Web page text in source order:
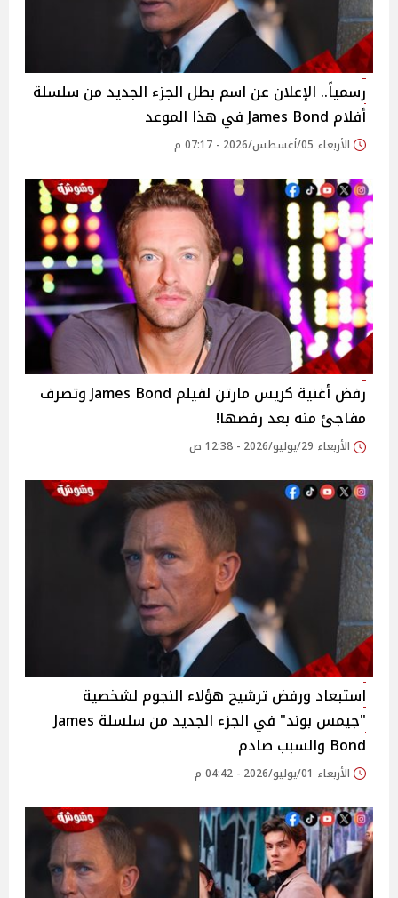
رسمياً.. الإعلان عن اسم بطل الجزء الجديد من سلسلة
أفلام James Bond في هذا الموعد
الأربعاء 05/أغسطس/2026 - 07:17 م
رفض أغنية كريس مارتن لفيلم James Bond وتصرف
مفاجئ منه بعد رفضها!
الأربعاء 29/يوليو/2026 - 12:38 ص
استبعاد ورفض ترشيح هؤلاء النجوم لشخصية
"جيمس بوند" في الجزء الجديد من سلسلة James
Bond والسبب صادم
الأربعاء 01/يوليو/2026 - 04:42 م